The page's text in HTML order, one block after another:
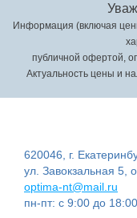
Информация (включая
публичной офертой,
Актуальность цены и
620046, г.
ул. Завокзальная 5,
optima-nt@mail.ru
пн-пт: с 9:00 до 18:00